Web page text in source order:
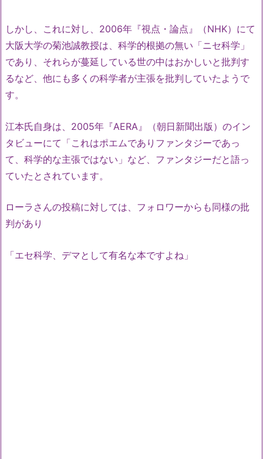
しかし、これに対し、2006年『視点・論点』（NHK）にて
大阪大学の菊池誠教授は、科学的根拠の無い「ニセ科学」
であり、それらが蔓延している世の中はおかしいと批判す
るなど、他にも多くの科学者が主張を批判していたようで
す。
江本氏自身は、2005年『AERA』（朝日新聞出版）のイン
タビューにて「これはポエムでありファンタジーであっ
て、科学的な主張ではない」など、ファンタジーだと語っ
ていたとされています。
ローラさんの投稿に対しては、フォロワーからも同様の批
判があり
「エセ科学、デマとして有名な本ですよね」